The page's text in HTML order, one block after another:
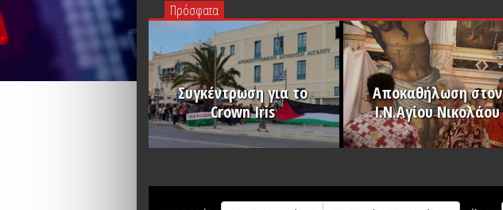
Πρόσφατα
Συγκέντρωση για το
Crown Iris
PLAY
Αποκαθήλωση στον
Ι.Ν.Αγίου Νικολάου
PLAY